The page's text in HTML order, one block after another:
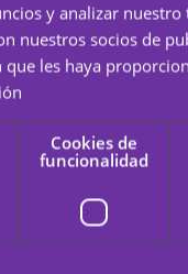
para ese día
claros y hermosos.
y analizar
nuestros socios de
les haya
Cookies de
funcionalidad